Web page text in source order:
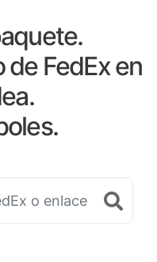
de FedEx en